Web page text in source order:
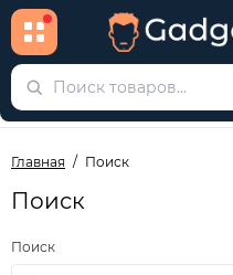
Главная Поиск
Поиск
Поиск